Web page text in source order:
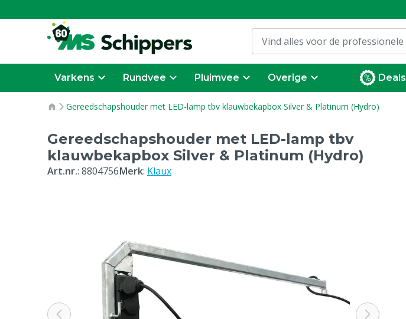
Varkens Rundvee Pluimvee Overige Deals
Gereedschapshouder met LED-lamp tbv klauwbekapbox Silver & Platinum (Hydro)
Gereedschapshouder met LED-lamp tbv
klauwbekapbox Silver & Platinum (Hydro)
Art.nr.: 8804756Merk: Klaux